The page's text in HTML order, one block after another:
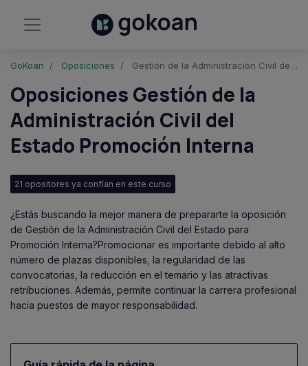
GoKoan Oposiciones Gestión de la Administración Civil del Estado - Promoción Interna
Oposiciones Gestión de la
Administración Civil del
Estado Promoción Interna
21 opositores ya confían en este curso
¿Estás buscando la mejor manera de prepararte la oposición
de Gestión de la Administración Civil del Estado para
Promoción Interna?Promocionar es importante debido al alto
número de plazas disponibles, la regularidad de las
convocatorias, la reducción en el temario y las atractivas
retribuciones. Además, permite continuar la carrera profesional
hacia puestos de mayor responsabilidad.